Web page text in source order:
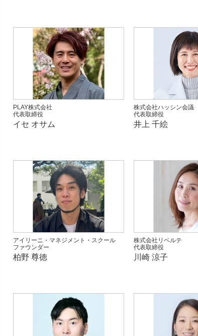
PLAY株式会社
代表取締役
イセ オサム
株式会社ハッシン会議
代表取締役
井上 千絵
アイリーニ・マネジメント・スクール
ファウンダー
柏野 尊徳
株式会社リベルテ
代表取締役
川崎 涼子